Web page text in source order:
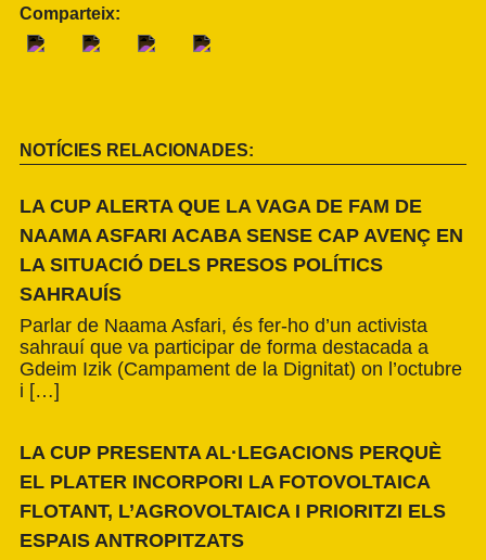
Comparteix:
NOTÍCIES RELACIONADES:
LA CUP ALERTA QUE LA VAGA DE FAM DE
NAAMA ASFARI ACABA SENSE CAP AVENÇ EN
LA SITUACIÓ DELS PRESOS POLÍTICS
SAHRAUÍS
Parlar de Naama Asfari, és fer-ho d’un activista
sahrauí que va participar de forma destacada a
Gdeim Izik (Campament de la Dignitat) on l’octubre
i […]
LA CUP PRESENTA AL·LEGACIONS PERQUÈ
EL PLATER INCORPORI LA FOTOVOLTAICA
FLOTANT, L’AGROVOLTAICA I PRIORITZI ELS
ESPAIS ANTROPITZATS